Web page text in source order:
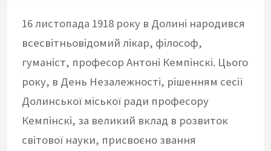
16 листопада 1918 року в Долині народився
всесвітньовідомий лікар, філософ,
гуманіст, професор Антоні Кемпінскі. Цього
року, в День Незалежності, рішенням сесії
Долинської міської ради професору
Кемпінскі, за великий вклад в розвиток
світової науки, присвоєно звання